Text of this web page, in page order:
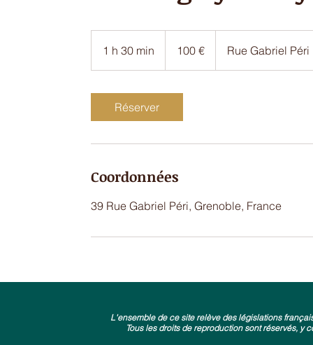
1 h 30 min
3
i
100 € Rue Gabriel Péri
Réserver
Coordonnées
39 Rue Gabriel Péri, Grenoble, France
L'ensemble de ce site relève des législations
Tous les droits de reproduction sont réservés,